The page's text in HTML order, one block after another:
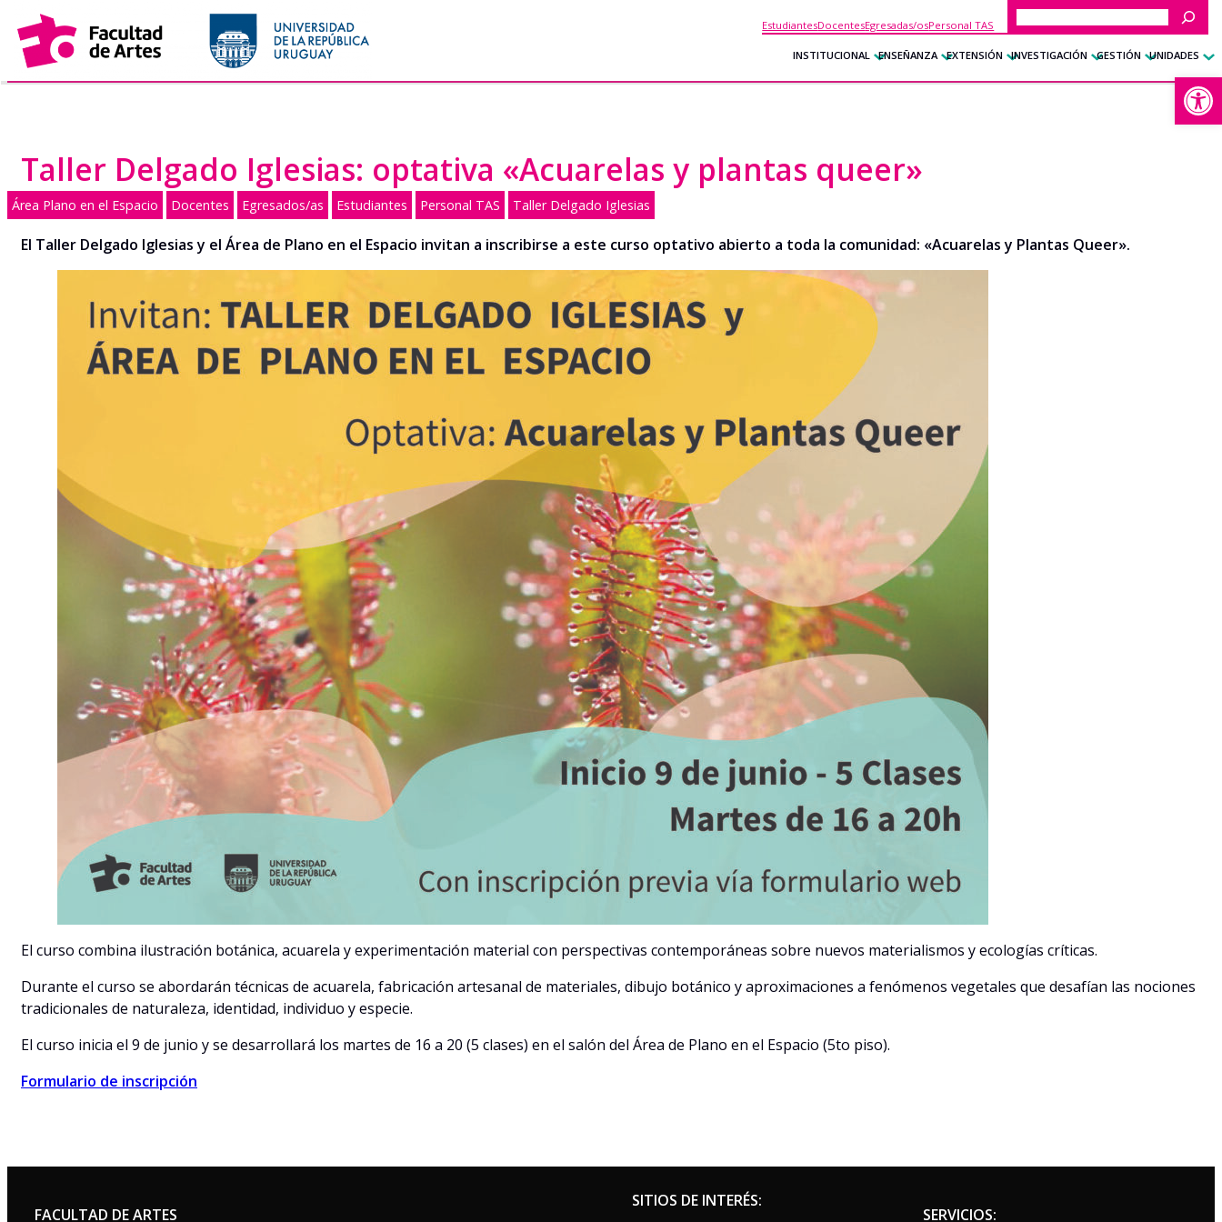
Saltar
al
contenido
EstudiantesDocentesEgresadas/osPersonal TAS
Buscar
INSTITUCIONAL ENSEÑANZA EXTENSIÓN INVESTIGACIÓN GESTIÓN UNIDADES
Taller Delgado Iglesias: optativa «Acuarelas y plantas queer»
Área Plano en el Espacio Docentes Egresados/as Estudiantes Personal TAS Taller Delgado Iglesias
El Taller Delgado Iglesias y el Área de Plano en el Espacio invitan a inscribirse a este curso optativo abierto a toda la comunidad: «Acuarelas y Plantas Queer».
El curso combina ilustración botánica, acuarela y experimentación material con perspectivas contemporáneas sobre nuevos materialismos y ecologías críticas.
Durante el curso se abordarán técnicas de acuarela, fabricación artesanal de materiales, dibujo botánico y aproximaciones a fenómenos vegetales que desafían las nociones
tradicionales de naturaleza, identidad, individuo y especie.
El curso inicia el 9 de junio y se desarrollará los martes de 16 a 20 (5 clases) en el salón del Área de Plano en el Espacio (5to piso).
Formulario de inscripción
FACULTAD DE ARTES
SITIOS DE INTERÉS:
SERVICIOS: